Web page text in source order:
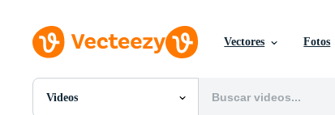
Vectores Fotos
Videos